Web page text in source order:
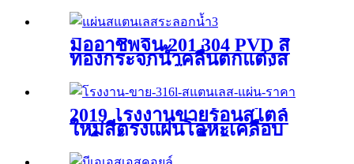
De Acero แผ่นเหล็กสแตนเลส
ที่ออกซิไดซ์ราคาต่อกิโลกรัม
มืออาชีพจีน 201 304 PVD สี
ทองกระจกน้ำคลื่นตกแต่งส
แตนเลสประทับระลอกแผ่น
2019 โรงงานขายร้อนสไตล์
ใหม่สีตรงแผ่นโลหะเคลือบ
เหล็กม้วน Ppgi พื้นผิวย่น